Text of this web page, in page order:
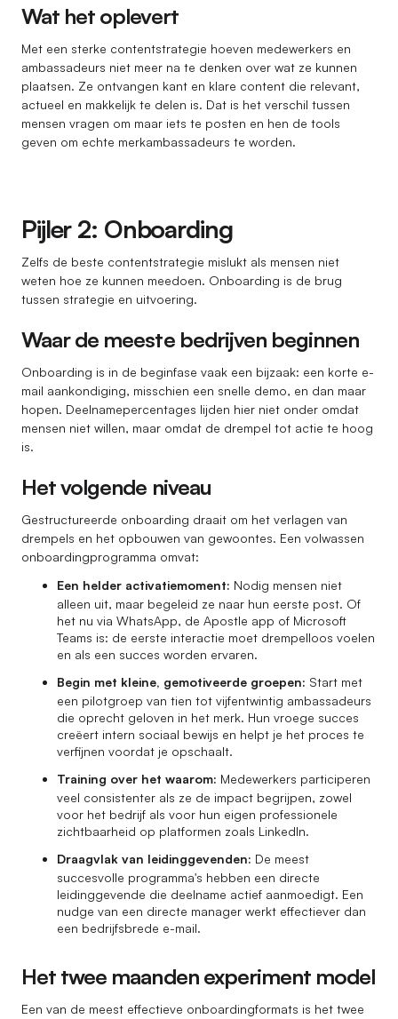
Wat het oplevert
Met een sterke contentstrategie hoeven medewerkers en
ambassadeurs niet meer na te denken over wat ze kunnen
plaatsen. Ze ontvangen kant en klare content die relevant,
actueel en makkelijk te delen is. Dat is het verschil tussen
mensen vragen om maar iets te posten en hen de tools
geven om echte merkambassadeurs te worden.
Pijler 2: Onboarding
Zelfs de beste contentstrategie mislukt als mensen niet
weten hoe ze kunnen meedoen. Onboarding is de brug
tussen strategie en uitvoering.
Waar de meeste bedrijven beginnen
Onboarding is in de beginfase vaak een bijzaak: een korte e-
mail aankondiging, misschien een snelle demo, en dan maar
hopen. Deelnamepercentages lijden hier niet onder omdat
mensen niet willen, maar omdat de drempel tot actie te hoog
is.
Het volgende niveau
Gestructureerde onboarding draait om het verlagen van
drempels en het opbouwen van gewoontes. Een volwassen
onboardingprogramma omvat:
Een helder activatiemoment: Nodig mensen niet
alleen uit, maar begeleid ze naar hun eerste post. Of
het nu via WhatsApp, de Apostle app of Microsoft
Teams is: de eerste interactie moet drempelloos voelen
en als een succes worden ervaren.
Begin met kleine, gemotiveerde groepen: Start met
een pilotgroep van tien tot vijfentwintig ambassadeurs
die oprecht geloven in het merk. Hun vroege succes
creëert intern sociaal bewijs en helpt je het proces te
verfijnen voordat je opschaalt.
Training over het waarom: Medewerkers participeren
veel consistenter als ze de impact begrijpen, zowel
voor het bedrijf als voor hun eigen professionele
zichtbaarheid op platformen zoals LinkedIn.
Draagvlak van leidinggevenden: De meest
succesvolle programma's hebben een directe
leidinggevende die deelname actief aanmoedigt. Een
nudge van een directe manager werkt effectiever dan
een bedrijfsbrede e-mail.
Het twee maanden experiment model
Een van de meest effectieve onboardingformats is het twee